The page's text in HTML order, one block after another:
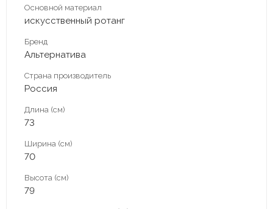
Основной материал
искусственный ротанг
Бренд
Альтернатива
Страна производитель
Россия
Длина (см)
73
Ширина (см)
70
Высота (см)
79